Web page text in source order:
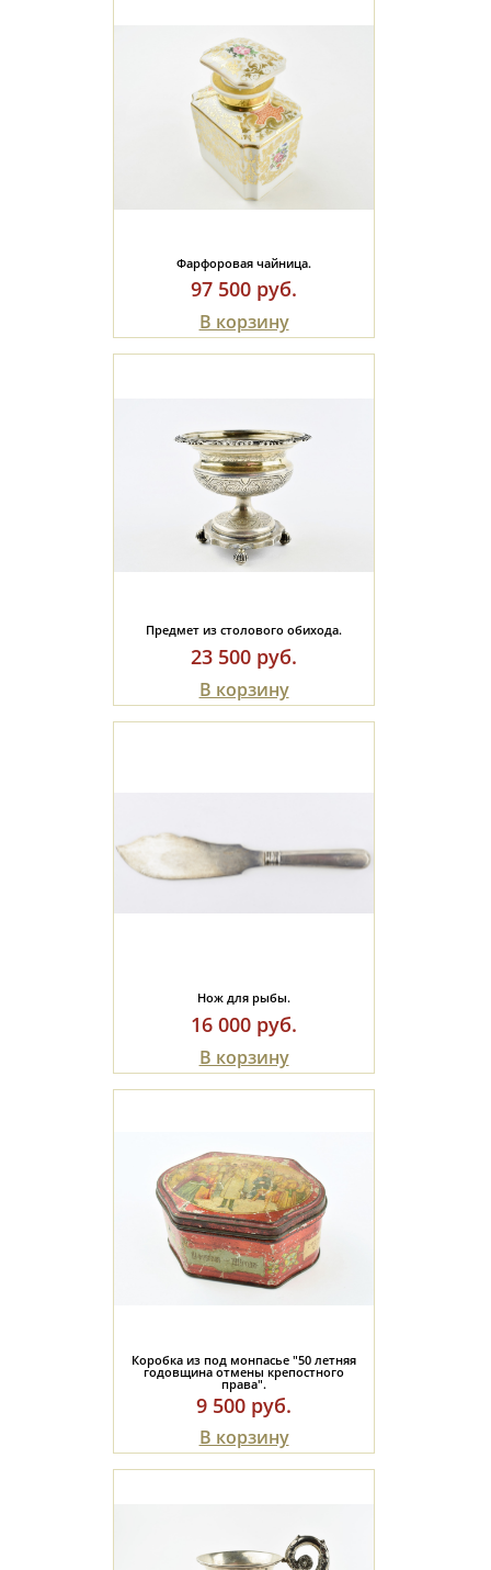
Фарфоровая чайница.
97 500 руб.
В корзину
Предмет из столового обихода.
23 500 руб.
В корзину
Нож для рыбы.
16 000 руб.
В корзину
Коробка из под монпасье "50 летняя
годовщина отмены крепостного
права".
9 500 руб.
В корзину